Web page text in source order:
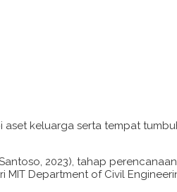
keluarga serta tempat
2023), tahap
MIT Department of Civil